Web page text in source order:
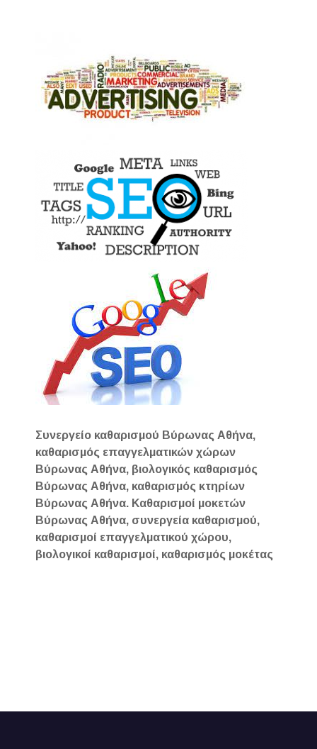
Συνεργείο καθαρισμού Βύρωνας Αθήνα,
καθαρισμός επαγγελματικών χώρων
Βύρωνας Αθήνα, βιολογικός καθαρισμός
Βύρωνας Αθήνα, καθαρισμός κτηρίων
Βύρωνας Αθήνα. Καθαρισμοί μοκετών
Βύρωνας Αθήνα, συνεργεία καθαρισμού,
καθαρισμοί επαγγελματικού χώρου,
βιολογικοί καθαρισμοί, καθαρισμός μοκέτας